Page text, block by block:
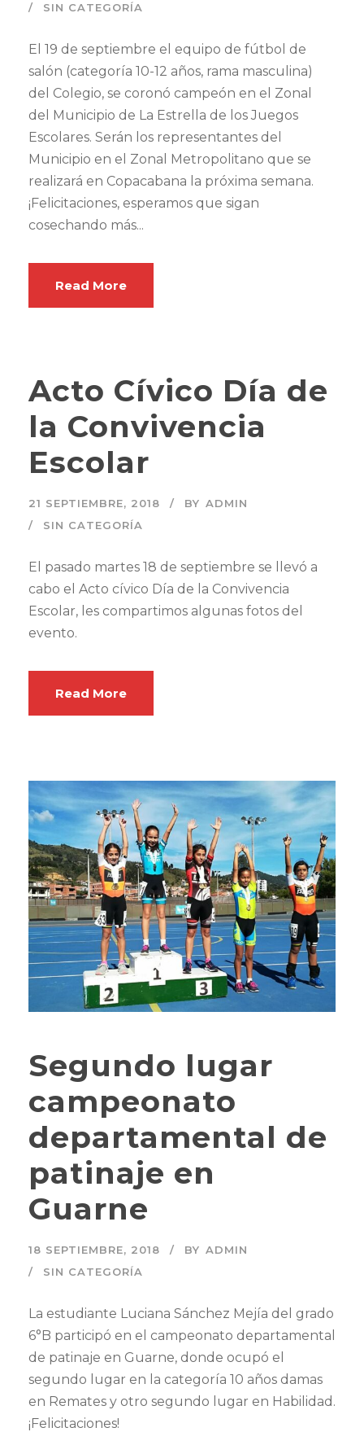
SIN CATEGORÍA
El 19 de septiembre el equipo de fútbol de
salón (categoría 10-12 años, rama masculina)
del Colegio, se coronó campeón en el Zonal
del Municipio de La Estrella de los Juegos
Escolares. Serán los representantes del
Municipio en el Zonal Metropolitano que se
realizará en Copacabana la próxima semana.
¡Felicitaciones, esperamos que sigan
cosechando más...
Read More
Acto Cívico Día de
la Convivencia
Escolar
21 SEPTIEMBRE, 2018 BY ADMIN
SIN CATEGORÍA
El pasado martes 18 de septiembre se llevó a
cabo el Acto cívico Día de la Convivencia
Escolar, les compartimos algunas fotos del
evento.
Read More
Segundo lugar
campeonato
departamental de
patinaje en
Guarne
18 SEPTIEMBRE, 2018 BY ADMIN
SIN CATEGORÍA
La estudiante Luciana Sánchez Mejía del grado
6°B participó en el campeonato departamental
de patinaje en Guarne, donde ocupó el
segundo lugar en la categoría 10 años damas
en Remates y otro segundo lugar en Habilidad.
¡Felicitaciones!